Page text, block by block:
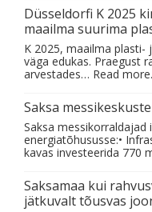
Düsseldorfi K 2025
maailma suurima
K 2025, maailma
väga edukas. Praegust
arvestades… Read
Saksa
Saksa
energiatõhususse:•
kavas investeerida 770
Saksamaa kui
jätkuvalt tõusvas